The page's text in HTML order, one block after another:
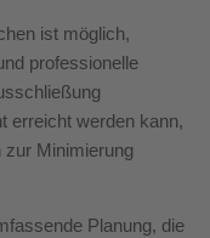
ist möglich,
professionelle
erreicht werden kann,
Minimierung
Planung, die